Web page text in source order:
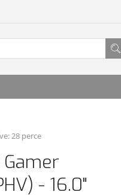
28 perce
- 16.0"